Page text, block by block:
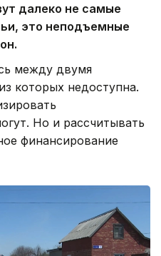
далеко не самые
это неподъемные
между двумя
которых недоступна.
Но и рассчитывать
финансирование